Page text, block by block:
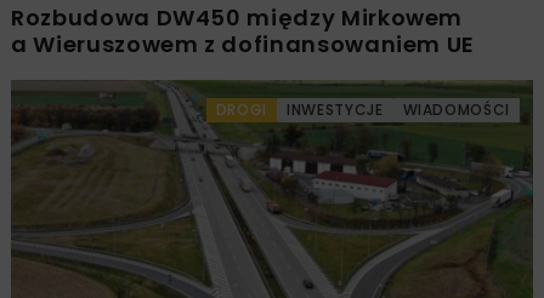
Rozbudowa DW450 między Mirkowem
a Wieruszowem z dofinansowaniem UE
DROGI INWESTYCJE WIADOMOŚCI